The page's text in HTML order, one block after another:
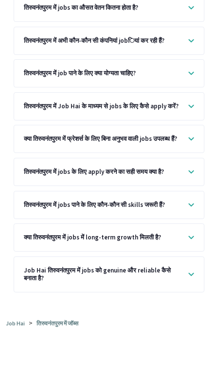
तिरुवनंतपुरम में jobs का औसत वेतन कितना होता है?
तिरुवनंतपुरम में अभी कौन-कौन सी कंपनियां jobियां कर रही हैं?
तिरुवनंतपुरम में job पाने के लिए क्या योग्यता चाहिए?
तिरुवनंतपुरम में Job Hai के माध्यम से jobs के लिए कैसे apply करें?
क्या तिरुवनंतपुरम में फ्रेशर्स के लिए बिना अनुभव वाली jobs उपलब्ध हैं?
तिरुवनंतपुरम में jobs के लिए apply करने का सही समय क्या है?
तिरुवनंतपुरम में jobs पाने के लिए कौन-कौन सी skills जरूरी हैं?
क्या तिरुवनंतपुरम में jobs में long-term growth मिलती है?
Job Hai तिरुवनंतपुरम में jobs को genuine और reliable कैसे
बनाता है?
Job Hai > तिरुवनंतपुरम में जॉब्स